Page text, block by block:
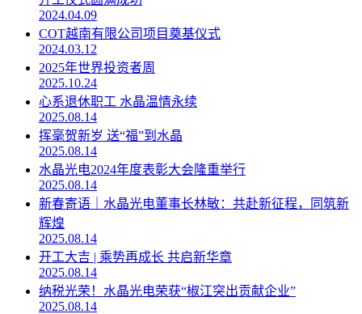
2024.04.09
COT越南有限公司项目奠基仪式
2024.03.12
2025年世界投资者周
2025.10.24
心系退休职工 水晶温情永续
2025.08.14
挥毫贺新岁 送“福”到水晶
2025.08.14
水晶光电2024年度表彰大会隆重举行
2025.08.14
新春寄语｜水晶光电董事长林敏：共赴新征程，同筑新
辉煌
2025.08.14
开工大吉 | 乘势再成长 共启新华章
2025.08.14
纳税光荣！水晶光电荣获“椒江突出贡献企业”
2025.08.14